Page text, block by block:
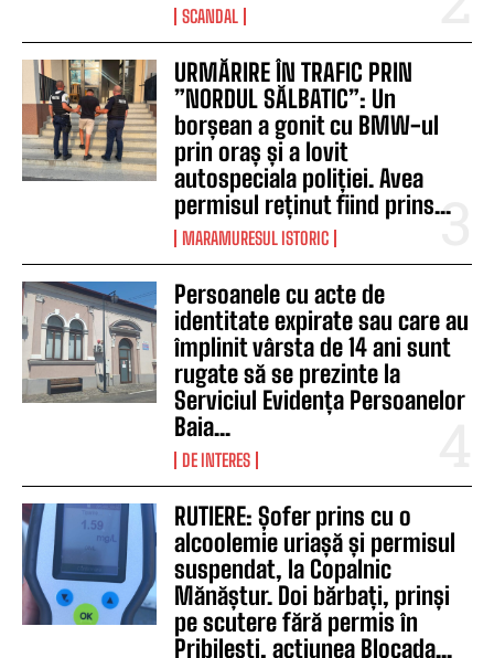
SCANDAL
URMĂRIRE ÎN TRAFIC PRIN
”NORDUL SĂLBATIC”: Un
borșean a gonit cu BMW-ul
prin oraș și a lovit
autospeciala poliției. Avea
permisul reținut fiind prins...
MARAMURESUL ISTORIC
Persoanele cu acte de
identitate expirate sau care au
împlinit vârsta de 14 ani sunt
rugate să se prezinte la
Serviciul Evidența Persoanelor
Baia...
DE INTERES
RUTIERE: Șofer prins cu o
alcoolemie uriașă și permisul
suspendat, la Copalnic
Mănăștur. Doi bărbați, prinși
pe scutere fără permis în
Pribilești, acțiunea Blocada...